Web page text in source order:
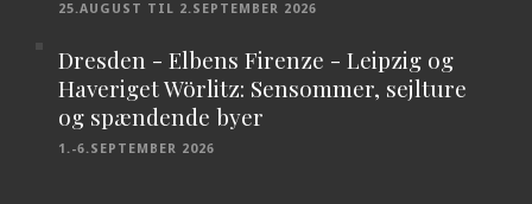
25.AUGUST TIL 2.SEPTEMBER 2026
Dresden - Elbens Firenze - Leipzig og
Haveriget Wörlitz: Sensommer, sejlture
og spændende byer
1.-6.SEPTEMBER 2026